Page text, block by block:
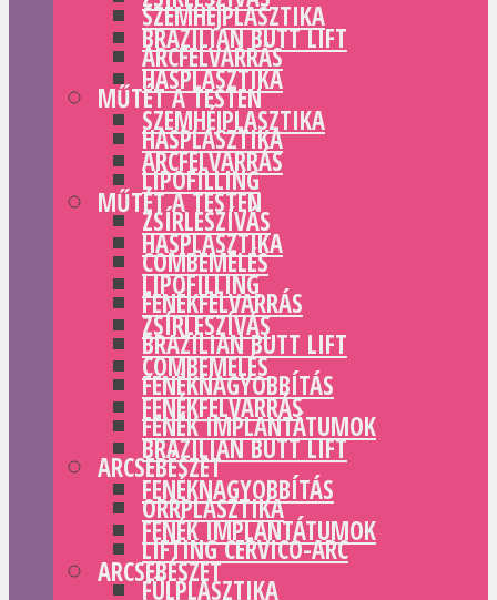
SZEMHÉJPLASZTIKA
ARCFELVARRÁS
MŰTÉT A TESTEN
HASPLASZTIKA
LIPOFILLING
ZSÍRLESZÍVÁS
COMBEMELÉS
FENÉKFELVARRÁS
BRAZILIAN BUTT LIFT
FENÉKNAGYOBBÍTÁS
FENÉK IMPLANTÁTUMOK
ARCSEBÉSZET
ORRPLASZTIKA
LIFTING CERVICO-ARC
FÜLPLASZTIKA
BRAZILIAN BUTT LIFT
HASPLASZTIKA
SZEMHÉJPLASZTIKA
ARCFELVARRÁS
MŰTÉT A TESTEN
HASPLASZTIKA
LIPOFILLING
ZSÍRLESZÍVÁS
COMBEMELÉS
FENÉKFELVARRÁS
BRAZILIAN BUTT LIFT
FENÉKNAGYOBBÍTÁS
FENÉK IMPLANTÁTUMOK
ARCSEBÉSZET